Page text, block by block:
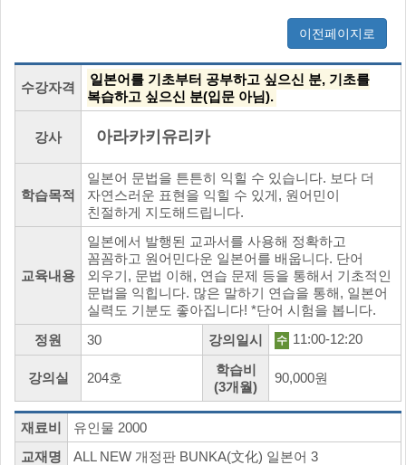
이전페이지로
수강자격
일본어를 기초부터 공부하고 싶으신 분, 기초를
복습하고 싶으신 분(입문 아님).
강사 아라카키유리카
학습목적
일본어 문법을 튼튼히 익힐 수 있습니다. 보다 더
자연스러운 표현을 익힐 수 있게, 원어민이
친절하게 지도해드립니다.
교육내용
일본에서 발행된 교과서를 사용해 정확하고
꼼꼼하고 원어민다운 일본어를 배웁니다. 단어
외우기, 문법 이해, 연습 문제 등을 통해서 기초적인
문법을 익힙니다. 많은 말하기 연습을 통해, 일본어
실력도 기분도 좋아집니다! *단어 시험을 봅니다.
정원
30 강의일시 수 11:00-12:20
강의실 204호
학습비
(3개월)
90,000원
재료비
유인물 2000
교재명
ALL NEW 개정판 BUNKA(文化) 일본어 3